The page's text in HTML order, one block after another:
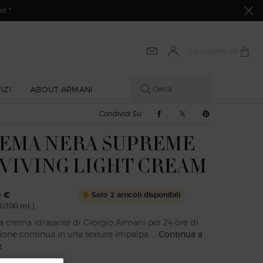
*
Il mio carrello
0 prodotto
ABOUT ARMANI Cerca
Condividi Su Condividi Su Facebook
Condividi Su Twitter
Condividi Su
NERA SUPREME
LIGHT CREAM
€
100 ml.)
Solo 2 articoli disponibili
crema idratante di Giorgio Armani per 24 ore di
continua in una texture impalpa ... Continua a